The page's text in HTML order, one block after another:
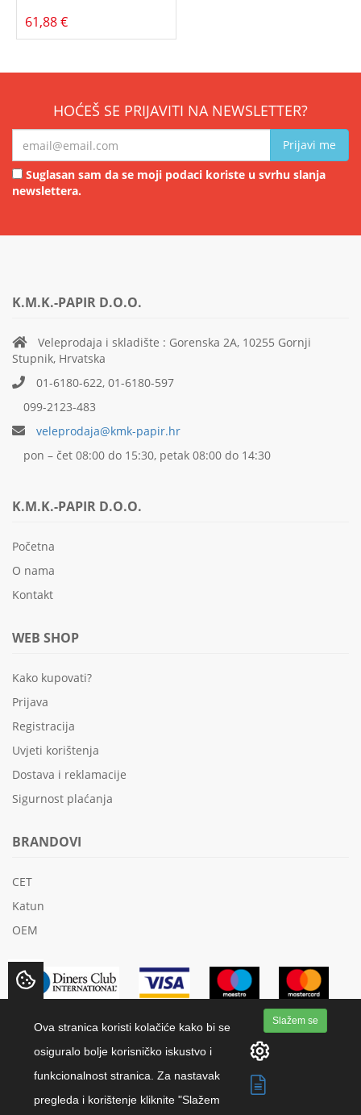
61,88 €
HOĆEŠ SE PRIJAVITI NA NEWSLETTER?
Prijavi me
Suglasan sam da se moji podaci koriste u svrhu slanja
newslettera.
K.M.K.-PAPIR D.O.O.
Veleprodaja i skladište : Gorenska 2A, 10255 Gornji
Stupnik, Hrvatska
01-6180-622, 01-6180-597
099-2123-483
veleprodaja@kmk-papir.hr
pon – čet 08:00 do 15:30, petak 08:00 do 14:30
K.M.K.-PAPIR D.O.O.
Početna
O nama
Kontakt
WEB SHOP
Kako kupovati?
Prijava
Registracija
Uvjeti korištenja
Dostava i reklamacije
Sigurnost plaćanja
BRANDOVI
CET
Katun
OEM
Copyright 2018 K.M.K.-Papir d.o.o. | All rights reserved.
Ova stranica koristi kolačiće kako bi se
osiguralo bolje korisničko iskustvo i
funkcionalnost stranica. Za nastavak
pregleda i korištenje kliknite "Slažem
Slažem se